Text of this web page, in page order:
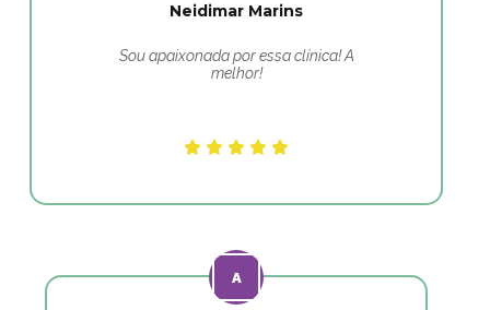
Neidimar Marins
Sou apaixonada por essa clínica! A
melhor!